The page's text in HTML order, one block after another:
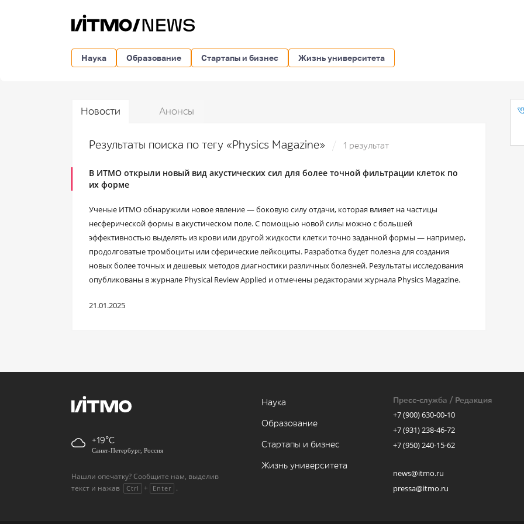
Наука Образование Стартапы и бизнес Жизнь университета
Новости Анонсы
Результаты поиска по тегу «Physics Magazine» 1 результат
В ИТМО открыли новый вид акустических сил для более точной фильтрации клеток по
их форме
Ученые ИТМО обнаружили новое явление — боковую силу отдачи, которая влияет на частицы
несферической формы в акустическом поле. С помощью новой силы можно с большей
эффективностью выделять из крови или другой жидкости клетки точно заданной формы — например,
продолговатые тромбоциты или сферические лейкоциты. Разработка будет полезна для создания
новых более точных и дешевых методов диагностики различных болезней. Результаты исследования
опубликованы в журнале Physical Review Applied и отмечены редакторами журнала Physics Magazine.
21.01.2025
+19
Санкт-Петербург, Россия
Нашли опечатку? Сообщите нам, выделив
текст и нажав
Ctrl + Enter .
Наука
Образование
Стартапы и бизнес
Жизнь университета
Пресс-служба / Редакция
+7 (900) 630-00-10
+7 (931) 238-46-72
+7 (950) 240-15-62
news@itmo.ru
pressa@itmo.ru